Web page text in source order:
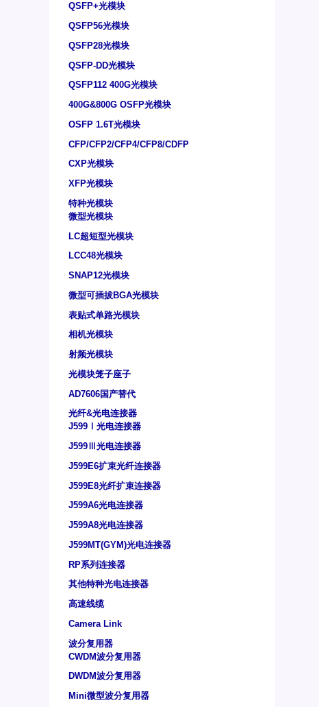
QSFP+光模块
QSFP56光模块
QSFP28光模块
QSFP-DD光模块
QSFP112 400G光模块
400G&800G OSFP光模块
OSFP 1.6T光模块
CFP/CFP2/CFP4/CFP8/CDFP
CXP光模块
XFP光模块
特种光模块
微型光模块
LC超短型光模块
LCC48光模块
SNAP12光模块
微型可插拔BGA光模块
表贴式单路光模块
相机光模块
射频光模块
光模块笼子座子
AD7606国产替代
光纤&光电连接器
J599Ⅰ光电连接器
J599Ⅲ光电连接器
J599E6扩束光纤连接器
J599E8光纤扩束连接器
J599A6光电连接器
J599A8光电连接器
J599MT(GYM)光电连接器
RP系列连接器
其他特种光电连接器
高速线缆
Camera Link
波分复用器
CWDM波分复用器
DWDM波分复用器
Mini微型波分复用器